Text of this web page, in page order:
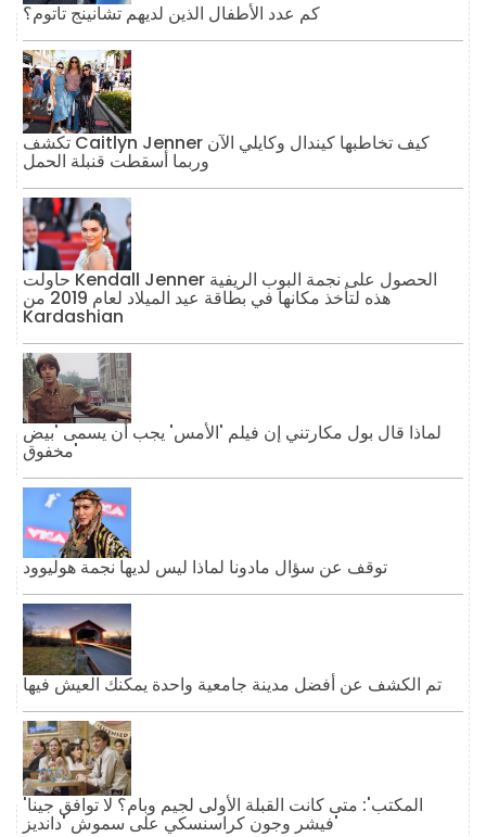
كم عدد الأطفال الذين لديهم تشانينج تاتوم؟
تكشف Caitlyn Jenner كيف تخاطبها كيندال وكايلي الآن
وربما أسقطت قنبلة الحمل
حاولت Kendall Jenner الحصول على نجمة البوب ​​الريفية
هذه لتأخذ مكانها في بطاقة عيد الميلاد لعام 2019 من
Kardashian
لماذا قال بول مكارتني إن فيلم 'الأمس' يجب أن يسمى 'بيض
مخفوق'
توقف عن سؤال مادونا لماذا ليس لديها نجمة هوليوود
تم الكشف عن أفضل مدينة جامعية واحدة يمكنك العيش فيها
'المكتب': متى كانت القبلة الأولى لجيم وبام؟ لا توافق جينا
فيشر وجون كراسنسكي على سموش 'دانديز'